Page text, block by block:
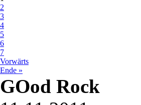
2
3
4
5
6
7
Vorwärts
Ende »
GOod Rock